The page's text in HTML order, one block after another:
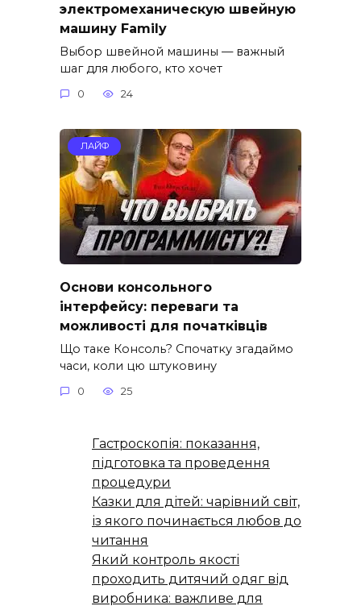
электромеханическую швейную
машину Family
Выбор швейной машины — важный
шаг для любого, кто хочет
0 24
ЛАЙФ
Основи консольного
інтерфейсу: переваги та
можливості для початківців
Що таке Консоль? Спочатку згадаймо
часи, коли цю штуковину
0 25
Гастроскопія: показання,
підготовка та проведення
процедури
Казки для дітей: чарівний світ,
із якого починається любов до
читання
Який контроль якості
проходить дитячий одяг від
виробника: важливе для